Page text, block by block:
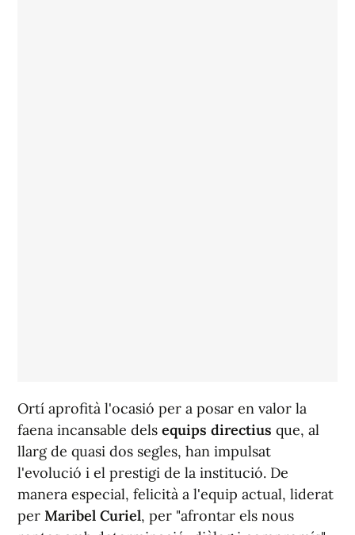
Ortí aprofità l'ocasió per a posar en valor la
faena incansable dels equips directius que, al
llarg de quasi dos segles, han impulsat
l'evolució i el prestigi de la institució. De
manera especial, felicità a l'equip actual, liderat
per Maribel Curiel, per "afrontar els nous